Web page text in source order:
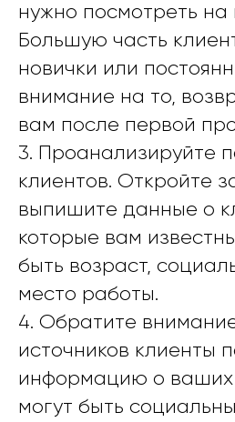
нужно посмотреть
Большую часть
новички или
внимание на то,
вам после первой
3. Проанализируйте
клиентов. Откройте
выпишите данные о
которые вам
быть возраст,
место работы.
4. Обратите
источников клиенты
информацию о ваших
могут быть